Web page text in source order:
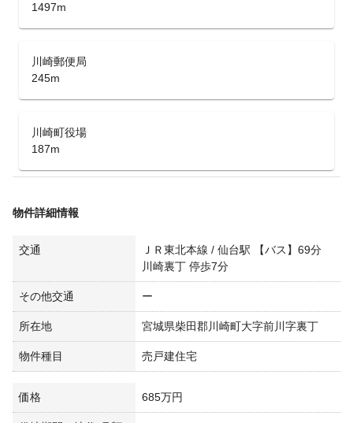
1497m
川崎郵便局
245m
川崎町役場
187m
物件詳細情報
交通
ＪＲ東北本線 / 仙台駅 【バス】69分
川崎裏丁 停歩7分
その他交通 ー
所在地 宮城県柴田郡川崎町大字前川字裏丁
物件種目 売戸建住宅
価格 685万円